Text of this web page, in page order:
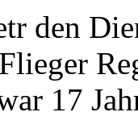
den
17